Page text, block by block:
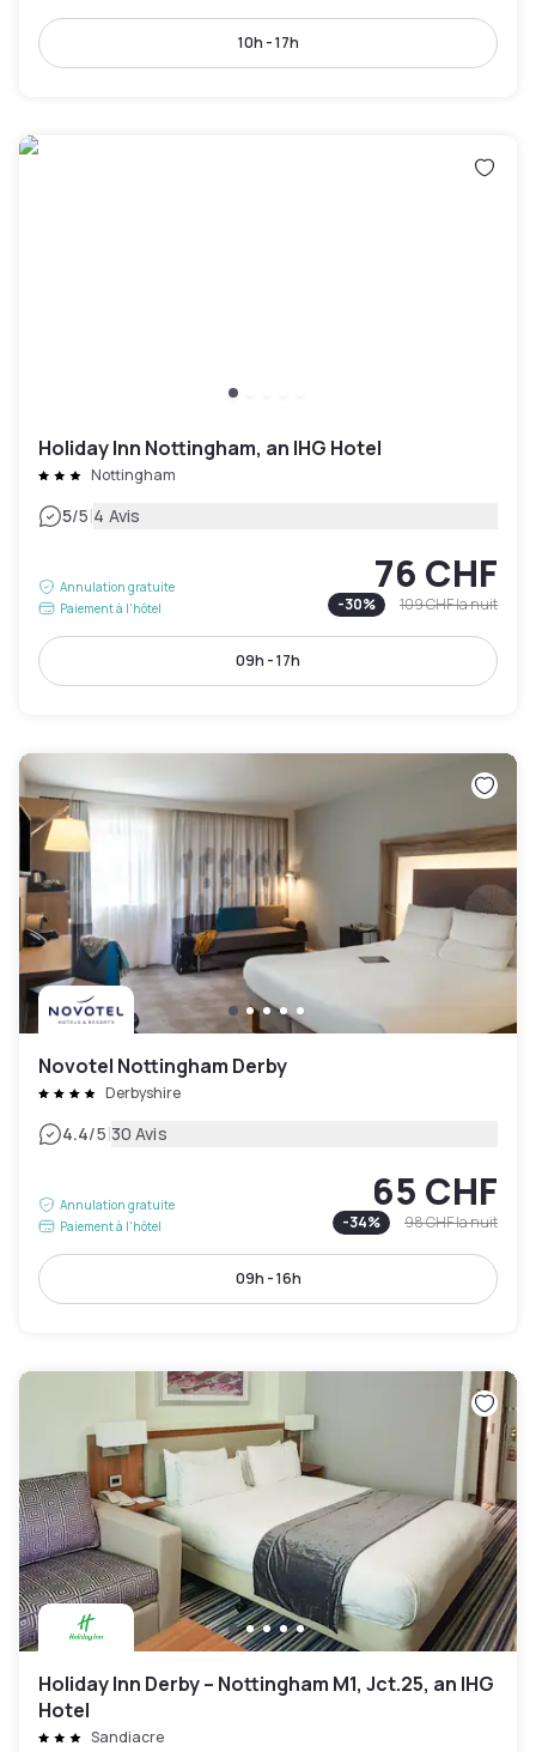
10h - 17h
Holiday Inn Nottingham, an IHG Hotel
Nottingham
5/5|4 Avis
Annulation gratuite
Paiement à l'hôtel
76 CHF
-30% 109 CHFla nuit
09h - 17h
Novotel Nottingham Derby
Derbyshire
4.4/5|30 Avis
Annulation gratuite
Paiement à l'hôtel
65 CHF
-34% 98 CHFla nuit
09h - 16h
Holiday Inn Derby – Nottingham M1, Jct.25, an IHG
Hotel
Sandiacre